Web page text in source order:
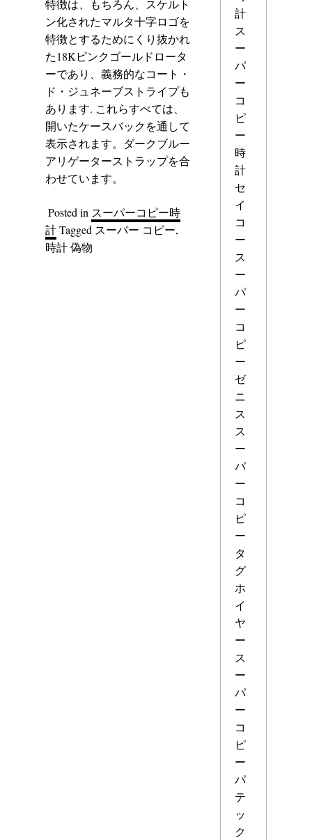
特徴は、もちろん、スケルト
ン化されたマルタ十字ロゴを
特徴とするためにくり抜かれ
た18Kピンクゴールドロータ
ーであり、義務的なコート・
ド・ジュネーブストライプも
あります. これらすべては、
開いたケースバックを通して
表示されます。ダークブルー
アリゲーターストラップを合
わせています。
Posted in スーパーコピー時
計 Tagged スーパー コピー,
時計 偽物
計
ス
ー
パ
ー
コ
ピ
ー
時
計
セ
イ
コ
ー
ス
ー
パ
ー
コ
ピ
ー
ゼ
ニ
ス
ス
ー
パ
ー
コ
ピ
ー
タ
グ
ホ
イ
ヤ
ー
ス
ー
パ
ー
コ
ピ
ー
パ
テ
ッ
ク